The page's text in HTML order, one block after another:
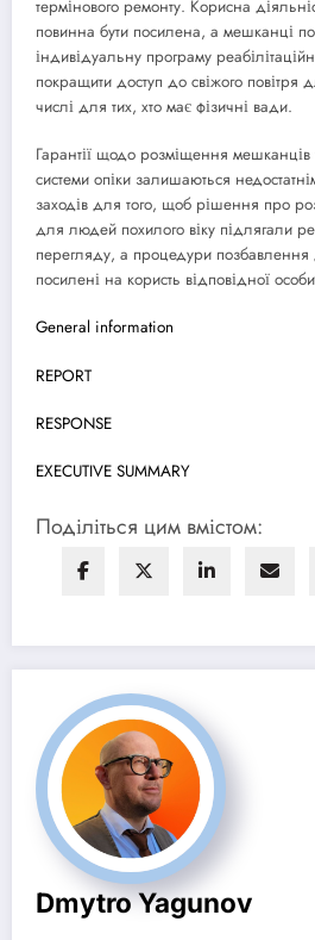
термінового ремонту. Корисна
повинна бути посилена, а мешканці
індивідуальну програму
покращити доступ до свіжого повітря
числі для тих, хто має фізичні вади.
Гарантії щодо розміщення мешканців
системи опіки залишаються
заходів для того, щоб рішення про
для людей похилого віку підлягали
перегляду, а процедури позбавлення
посилені на користь відповідної
General information
REPORT
RESPONSE
EXECUTIVE SUMMARY
Поділіться цим вмістом:
Dmytro Yagunov